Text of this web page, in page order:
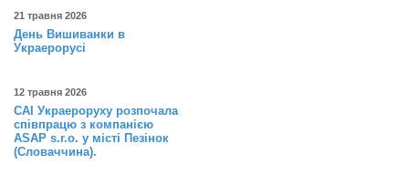
21 травня 2026
День Вишиванки в
Украерорусі
12 травня 2026
САІ Украероруху розпочала
співпрацю з компанією
ASAP s.r.o. у місті Пезінок
(Словаччина).